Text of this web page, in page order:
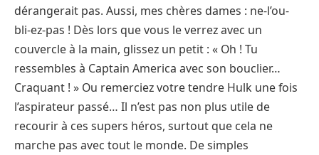
dérangerait pas. Aussi, mes chères dames : ne-l’ou-
bli-ez-pas ! Dès lors que vous le verrez avec un
couvercle à la main, glissez un petit : « Oh ! Tu
ressembles à Captain America avec son bouclier…
Craquant ! » Ou remerciez votre tendre Hulk une fois
l’aspirateur passé… Il n’est pas non plus utile de
recourir à ces supers héros, surtout que cela ne
marche pas avec tout le monde. De simples